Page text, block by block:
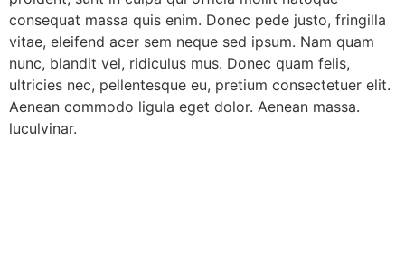
consequat massa quis enim. Donec pede justo, fringilla
vitae, eleifend acer sem neque sed ipsum. Nam quam
nunc, blandit vel, ridiculus mus. Donec quam felis,
ultricies nec, pellentesque eu, pretium consectetuer elit.
Aenean commodo ligula eget dolor. Aenean massa.
luculvinar.